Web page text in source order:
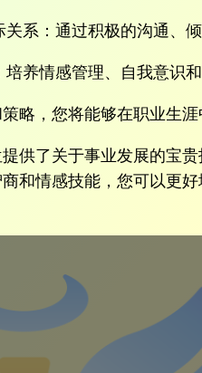
系：通过积极的沟通、
养情感管理、自我意识
略，您将能够在职业生
供了关于事业发展的宝
和情感技能，您可以更